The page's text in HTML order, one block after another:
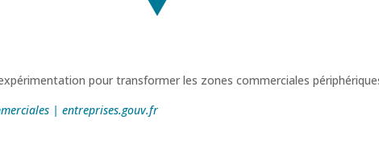
pour transformer les zones commerciales
| entreprises.gouv.fr